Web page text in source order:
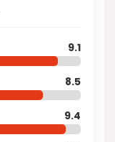
9.1
8.5
9.4